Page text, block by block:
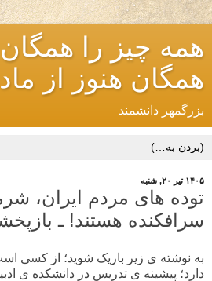
همه چیز را همگان
همگان هنوز از
بزرگمهر دانشمند
۱۴۰۵ تیر ۲۰, شنبه
توده های مردم ایران،
سرافکنده هستند! ـ
به نوشته ی زیر باریک شوید؛ از کسی
دارد؛ پیشینه ی تدریس در دانشکده ی